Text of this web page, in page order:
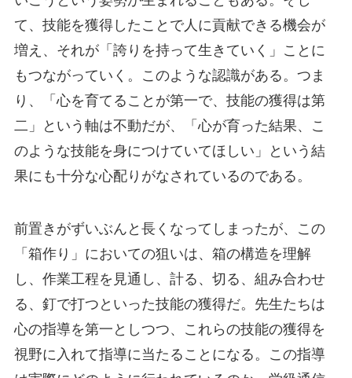
て、技能を獲得したことで人に貢献できる機会が
増え、それが「誇りを持って生きていく」ことに
もつながっていく。このような認識がある。つま
り、「心を育てることが第一で、技能の獲得は第
二」という軸は不動だが、「心が育った結果、こ
のような技能を身につけていてほしい」という結
果にも十分な心配りがなされているのである。
前置きがずいぶんと長くなってしまったが、この
「箱作り」においての狙いは、箱の構造を理解
し、作業工程を見通し、計る、切る、組み合わせ
る、釘で打つといった技能の獲得だ。先生たちは
心の指導を第一としつつ、これらの技能の獲得を
視野に入れて指導に当たることになる。この指導